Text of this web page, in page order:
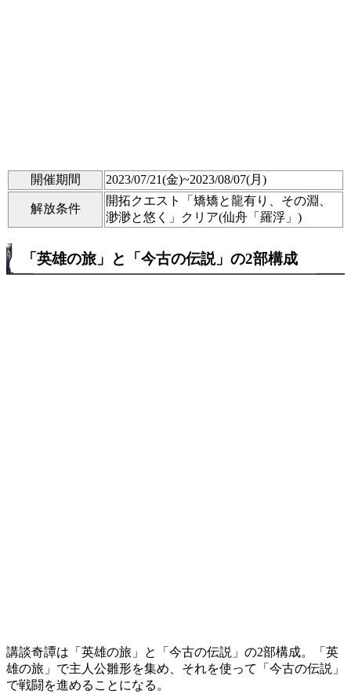
開催期間 2023/07/21(金)~2023/08/07(月)
解放条件
開拓クエスト「矯矯と龍有り、その淵、
渺渺と悠く」クリア(仙舟「羅浮」)
「英雄の旅」と「今古の伝説」の2部構成
講談奇譚は「英雄の旅」と「今古の伝説」の2部構成。「英
雄の旅」で主人公雛形を集め、それを使って「今古の伝説」
で戦闘を進めることになる。